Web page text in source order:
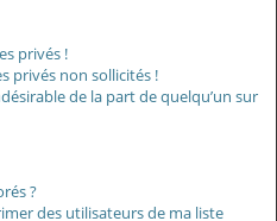
privés !
privés non sollicités !
de la part de quelqu’un sur
?
des utilisateurs de ma liste